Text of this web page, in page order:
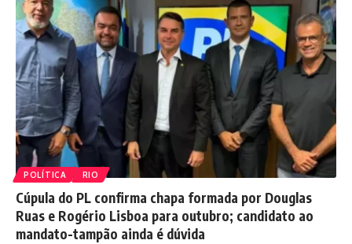
POLÍTICA RIO
Cúpula do PL confirma chapa formada por Douglas
Ruas e Rogério Lisboa para outubro; candidato ao
mandato-tampão ainda é dúvida